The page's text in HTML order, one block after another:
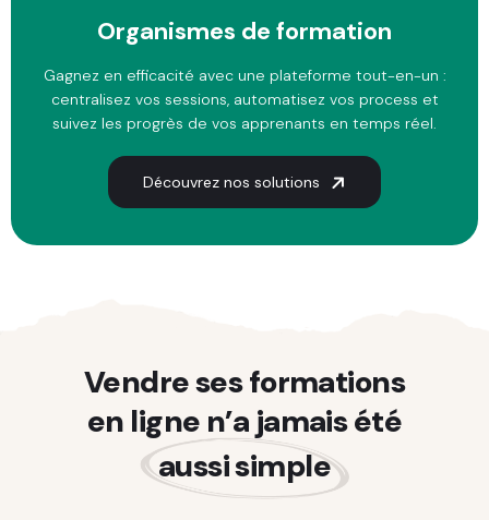
Organismes de formation
Gagnez en efficacité avec une plateforme tout-en-un :
centralisez vos sessions, automatisez vos process et
suivez les progrès de vos apprenants en temps réel.
Découvrez nos solutions
Vendre ses formations
en ligne n’a jamais été
aussi simple